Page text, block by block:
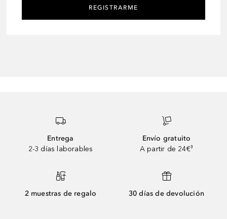
REGISTRARME
Entrega
2-3 días laborables
Envío gratuito
A partir de 24€³
2 muestras de regalo 30 días de devolución